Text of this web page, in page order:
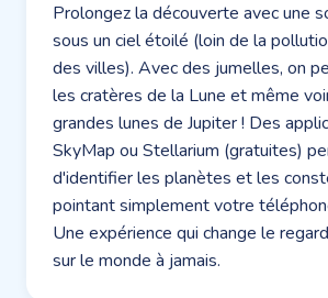
Prolongez la découverte avec une
sous un ciel étoilé (loin de la
des villes). Avec des jumelles, on
les cratères de la Lune et même
grandes lunes de Jupiter ! Des
SkyMap ou Stellarium (gratuites)
d'identifier les planètes et les
pointant simplement votre
Une expérience qui change le
sur le monde à jamais.